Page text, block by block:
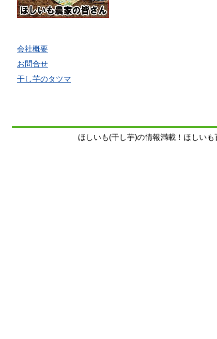
会社概要
お問合せ
干し芋のタツマ
ほしいも(干し芋)の情報満載！ほしい